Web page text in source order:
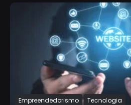
Empreendedorismo Tecnologia